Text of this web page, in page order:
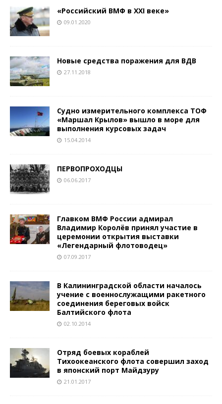
«Российский ВМФ в ХХI веке»
09.01.2020
Новые средства поражения для ВДВ
27.11.2018
Судно измерительного комплекса ТОФ
«Маршал Крылов» вышло в море для
выполнения курсовых задач
15.04.2014
ПЕРВОПРОХОДЦЫ
06.06.2017
Главком ВМФ России адмирал
Владимир Королёв принял участие в
церемонии открытия выставки
«Легендарный флотоводец»
07.09.2017
В Калининградской области началось
учение с военнослужащими ракетного
соединения береговых войск
Балтийского флота
02.10.2014
Отряд боевых кораблей
Тихоокеанского флота совершил заход
в японский порт Майдзуру
21.01.2017